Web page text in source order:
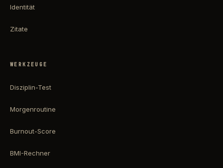
Identität
Zitate
WERKZEUGE
Disziplin-Test
Morgenroutine
Burnout-Score
BMI-Rechner